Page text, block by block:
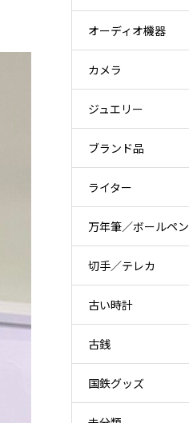
オーディオ機器
カメラ
ジュエリー
ブランド品
ライター
万年筆／ボールペン
切手／テレカ
古い時計
古銭
国鉄グッズ